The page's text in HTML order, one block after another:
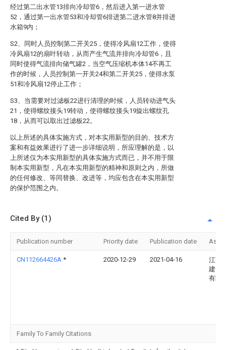
经过第二出水管13排向冷却管6，然后进入第一进水管
52，通过第一出水管53和冷却管6排进第二进水管8并排进
水箱9内；
S2、同时人员控制第二开关25，使得冷风扇12工作，使得
冷风扇12的扇叶转动，从而产生气流并排向冷却管6，且
同时使得气流排向储气罐2，当空气压缩机本体14不再工
作的时候，人员控制第一开关24和第二开关25，使得水泵
51和冷风扇12停止工作；
S3、当需要对过滤板22进行清理的时候，人员转动进气头
21，使得螺纹接头19转动，使得螺纹接头19旋出螺纹孔
18，从而可以取出过滤板22。
以上所述的具体实施方式，对本实用新型的目的、技术方
案和有益效果进行了进一步详细说明，所应理解的是，以
上所述仅为本实用新型的具体实施方式而已，并不用于限
制本实用新型，凡在本实用新型的精神和原则之内，所做
的任何修改、等同替换、改进等，均应包含在本实用新型
的保护范围之内。
Cited By (1)
Publication number Priority date Publication date
CN112664426A * 2020-12-29 2021-04-16
江苏
建设
有限
Family To Family Citations